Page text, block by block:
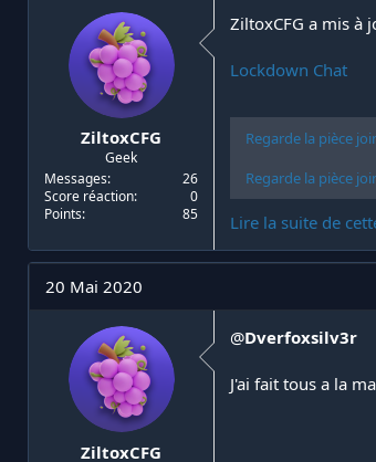
ZiltoxCFG
Geek
Messages
26
Score réaction
0
Points
85
ZiltoxCFG a mis à
Lockdown Chat
Regarde la pièce
Regarde la pièce
Lire la suite de
20 Mai 2020
ZiltoxCFG
@Dverfoxsilv3r
J'ai fait tous a la